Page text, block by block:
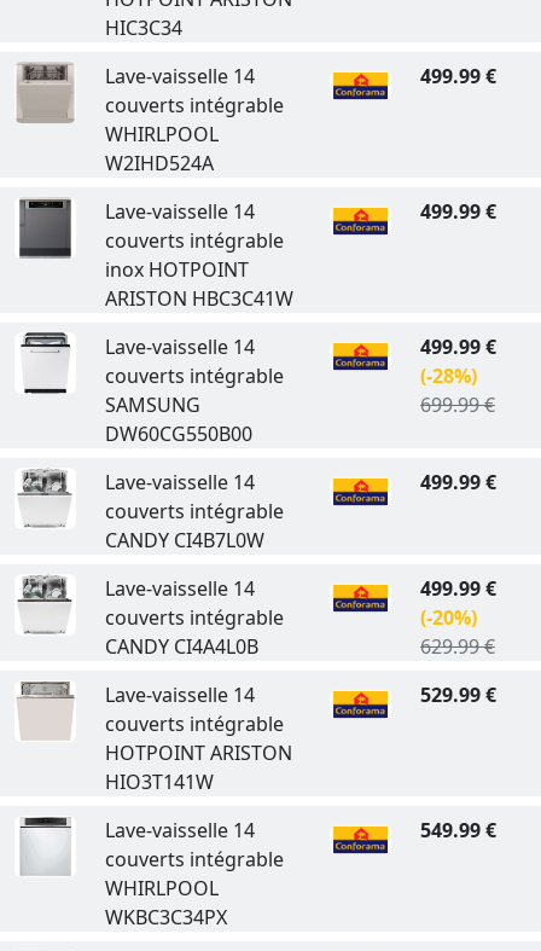
HIC3C34
Lave-vaisselle 14
couverts intégrable
WHIRLPOOL
W2IHD524A
499.99 €
Lave-vaisselle 14
couverts intégrable
inox HOTPOINT
ARISTON HBC3C41W
499.99 €
Lave-vaisselle 14
couverts intégrable
SAMSUNG
DW60CG550B00
499.99 €
(-28%)
699.99 €
Lave-vaisselle 14
couverts intégrable
CANDY CI4B7L0W
499.99 €
Lave-vaisselle 14
couverts intégrable
CANDY CI4A4L0B
499.99 €
(-20%)
629.99 €
Lave-vaisselle 14
couverts intégrable
HOTPOINT ARISTON
HIO3T141W
529.99 €
Lave-vaisselle 14
couverts intégrable
WHIRLPOOL
WKBC3C34PX
549.99 €